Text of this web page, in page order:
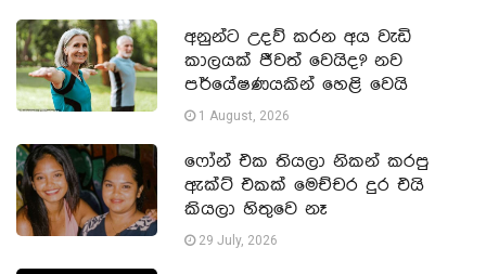
අනුන්ට උදව් කරන අය වැඩි
කාලයක් ජීවත් වෙයිද? නව
පර්යේෂණයකින් හෙළි වෙයි
1 August, 2026
ෆෝන් එක තියලා නිකන් කරපු
ඇක්ට් එකක් මෙච්චර දුර එයි
කියලා හිතුවෙ නෑ
29 July, 2026